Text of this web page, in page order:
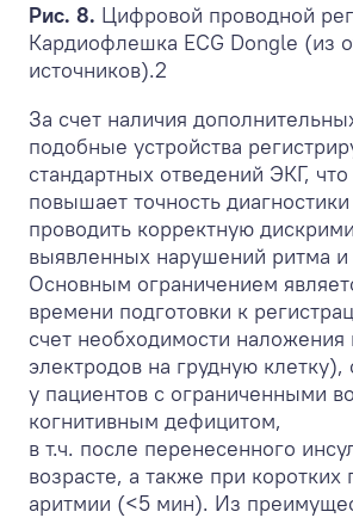
Рис. 8. Цифровой проводной
Кардиофлешка ECG Dongle (из
источников).2
За счет наличия
подобные устройства
стандартных отведений ЭКГ,
повышает точность
проводить корректную
выявленных нарушений ритма и
Основным ограничением
времени подготовки к
счет необходимости наложения
электродов на грудную клетку),
у пациентов с ограниченными
когнитивным дефицитом,
в т.ч. после перенесенного
возрасте, а также при коротких
аритмии (<5 мин). Из